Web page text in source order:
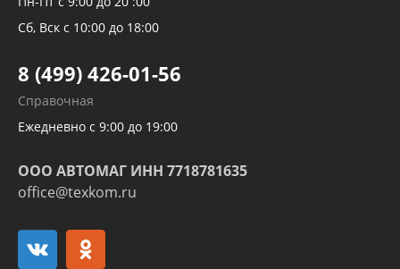
Трубок кондиционеров
Развертка пайка медных стальных
алюминиевых трубок и штуцеров
Сб, Вск с 10:00 до 18:00
8 (499) 426-01-56
Справочная
Ежедневно с 9:00 до 19:00
ООО АВТОМАГ ИНН 7718781635
office@texkom.ru